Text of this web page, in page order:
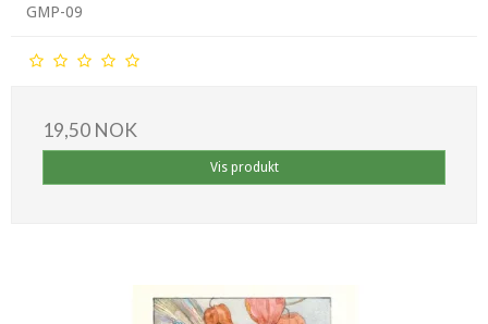
GMP-09
19,50 NOK
Vis produkt